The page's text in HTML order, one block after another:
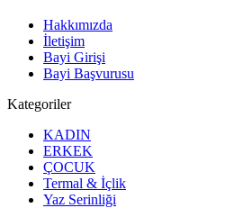
Hakkımızda
İletişim
Bayi Girişi
Bayi Başvurusu
Kategoriler
KADIN
ERKEK
ÇOCUK
Termal & İçlik
Yaz Serinliği